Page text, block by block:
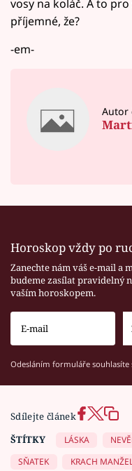
vosy na koláč. A to
příjemné, že?
-em-
Autor
Horoskop vždy po
Zanechte nám váš e-mail a
budeme zasílat pravidelný
vaším horoskopem.
Odesláním formuláře souhlasíte
Sdílejte článek
ŠTÍTKY
LÁSKA
SŇATEK
KRACH